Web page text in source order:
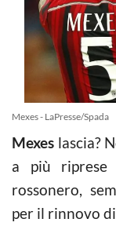
Mexes - LaPresse/Spada
Mexes lascia?
a più
rossonero,
per il rinnovo